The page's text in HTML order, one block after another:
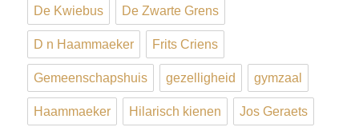
De Kwiebus De Zwarte Grens
D n Haammaeker Frits Criens
Gemeenschapshuis gezelligheid gymzaal
Haammaeker Hilarisch kienen Jos Geraets